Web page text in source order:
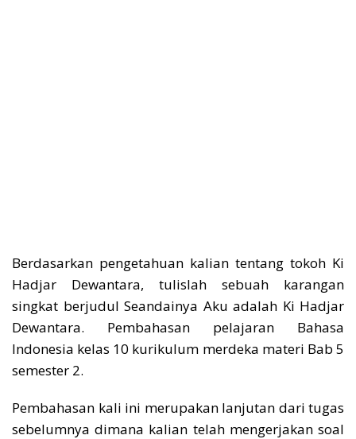
Berdasarkan pengetahuan kalian tentang tokoh Ki
Hadjar Dewantara, tulislah sebuah karangan
singkat berjudul Seandainya Aku adalah Ki Hadjar
Dewantara. Pembahasan pelajaran Bahasa
Indonesia kelas 10 kurikulum merdeka materi Bab 5
semester 2.
Pembahasan kali ini merupakan lanjutan dari tugas
sebelumnya dimana kalian telah mengerjakan soal